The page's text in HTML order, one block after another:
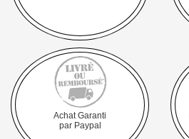
Achat Garanti
par Paypal